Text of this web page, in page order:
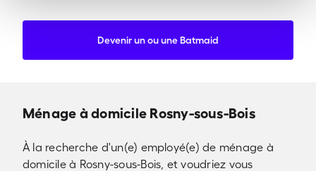
Devenir un ou une Batmaid
Ménage à domicile Rosny-sous-Bois
À la recherche d'un(e) employé(e) de ménage à
domicile à Rosny-sous-Bois, et voudriez vous